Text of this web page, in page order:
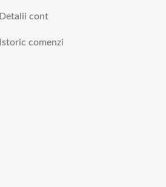
Detalii cont
Istoric comenzi